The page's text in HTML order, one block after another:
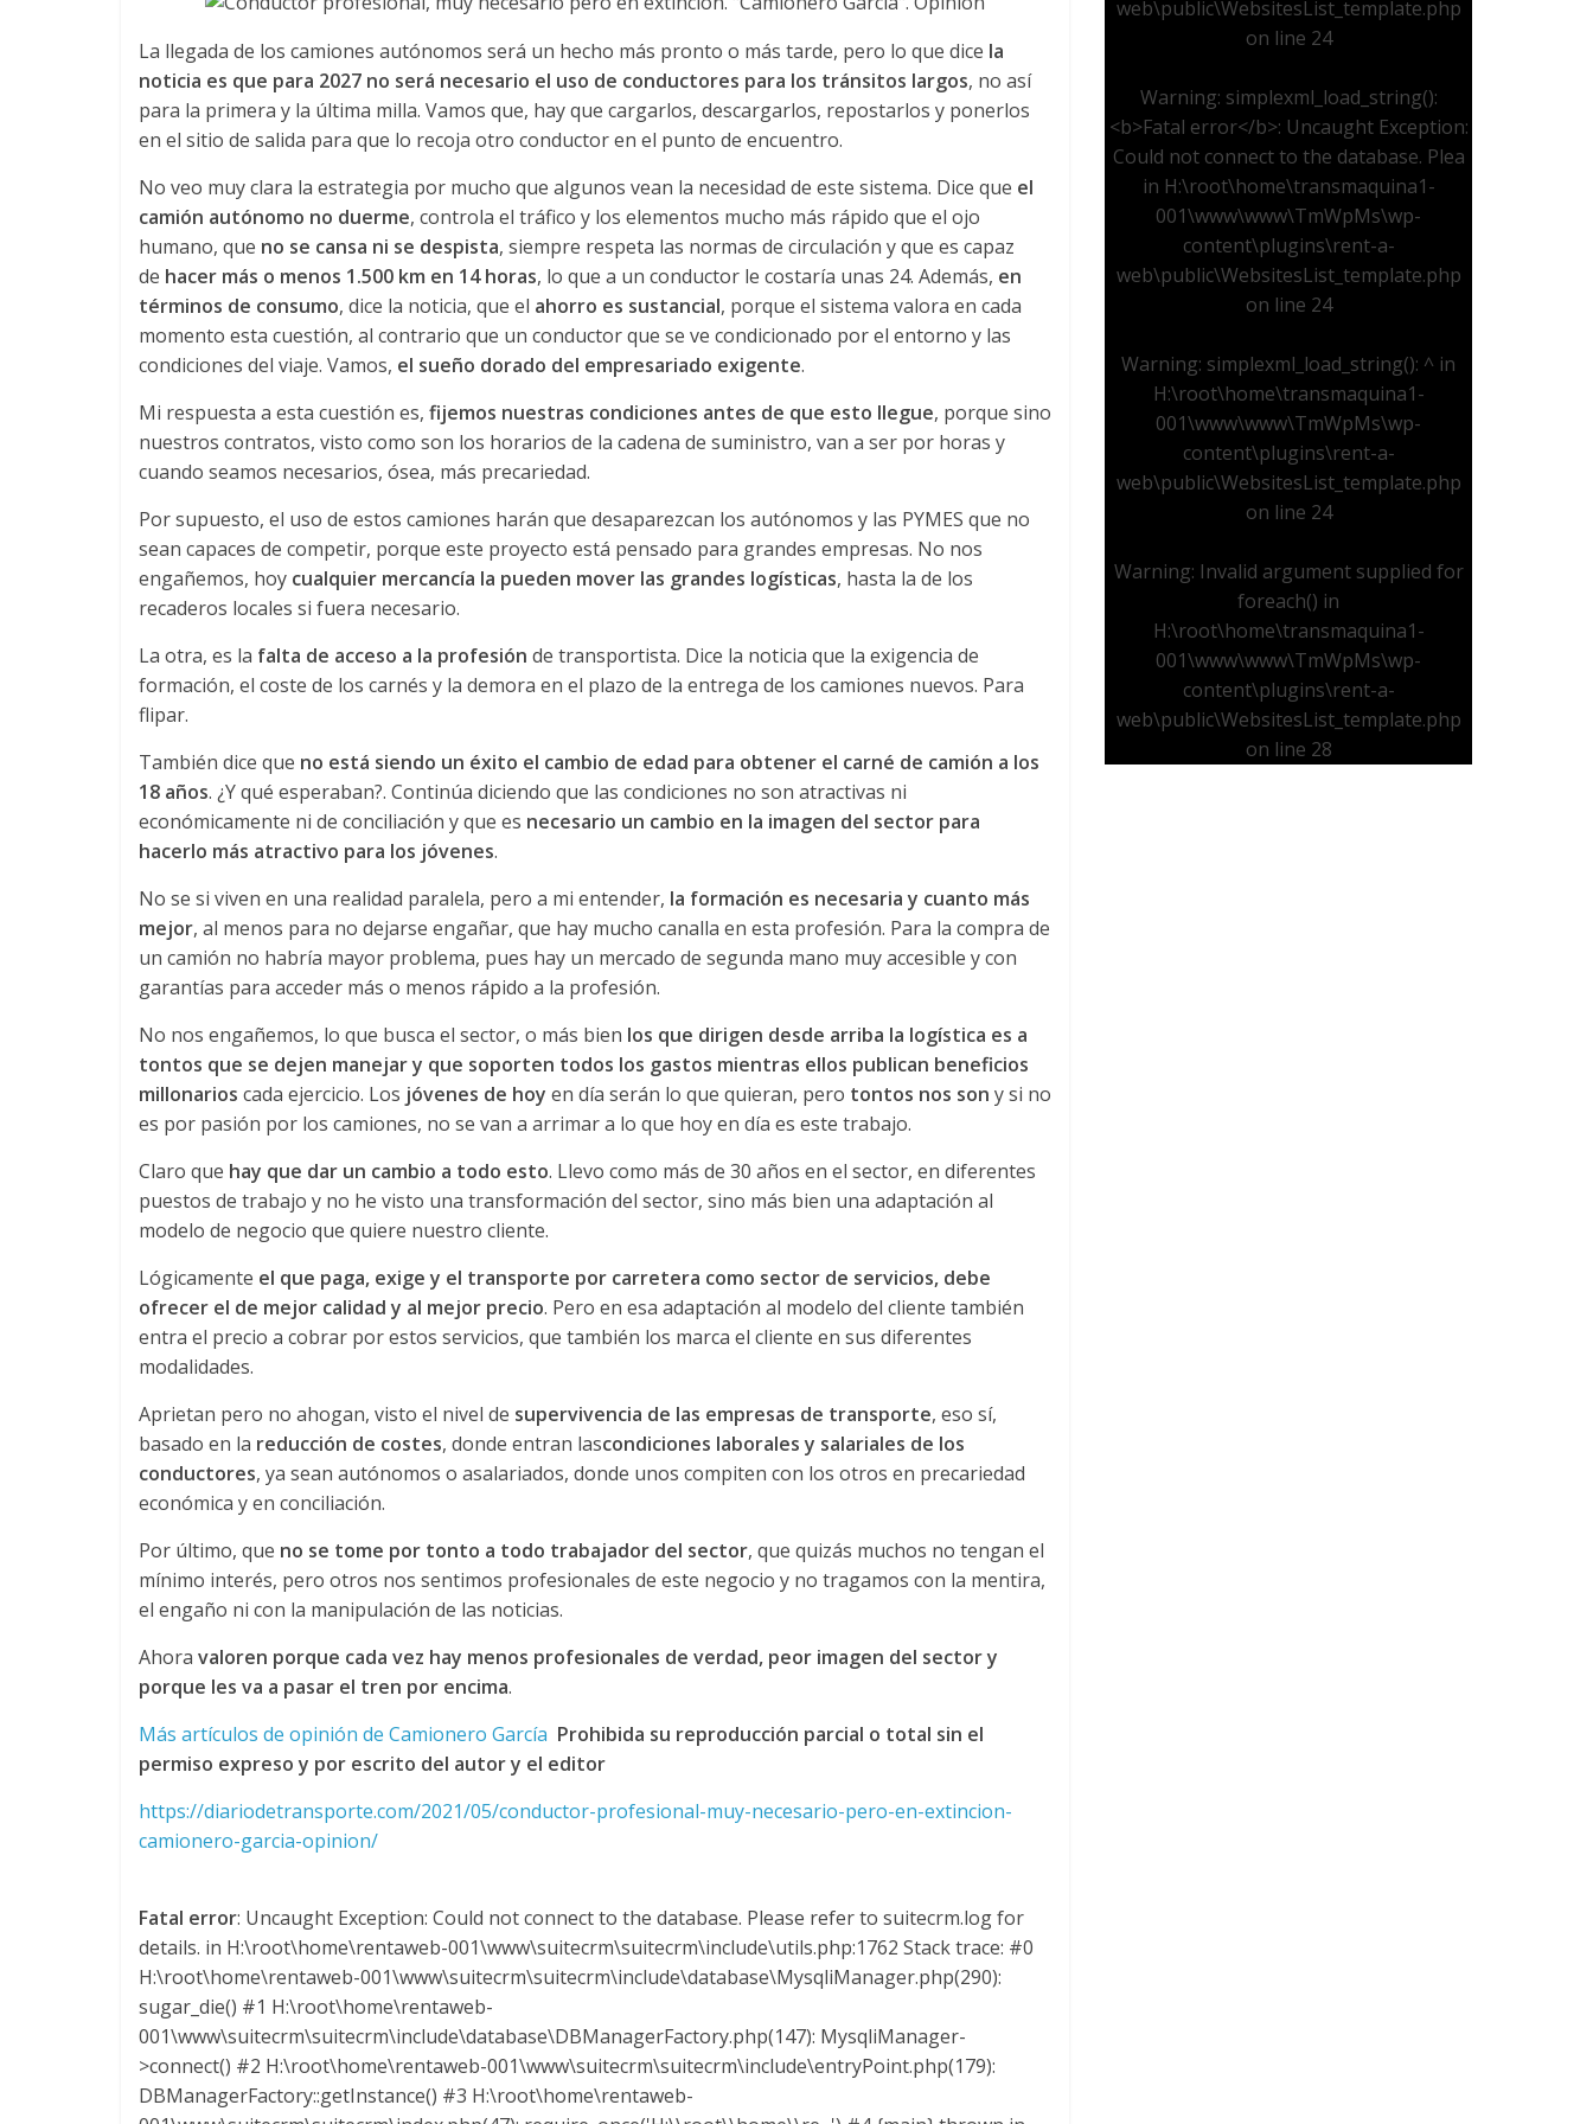
u
n
a
–
T
r
a
n
s
p
o
r
e
d
e
E
q
u
p
o
s
y
M
a
q
u
n
a
La llegada de los camiones autónomos será un hecho más pronto o más tarde, pero lo que dice la
noticia es que para 2027 no será necesario el uso de conductores para los tránsitos largos, no así
para la primera y la última milla. Vamos que, hay que cargarlos, descargarlos, repostarlos y ponerlos
en el sitio de salida para que lo recoja otro conductor en el punto de encuentro.
No veo muy clara la estrategia por mucho que algunos vean la necesidad de este sistema. Dice que el
camión autónomo no duerme, controla el tráfico y los elementos mucho más rápido que el ojo
humano, que no se cansa ni se despista, siempre respeta las normas de circulación y que es capaz
de hacer más o menos 1.500 km en 14 horas, lo que a un conductor le costaría unas 24. Además, en
términos de consumo, dice la noticia, que el ahorro es sustancial, porque el sistema valora en cada
momento esta cuestión, al contrario que un conductor que se ve condicionado por el entorno y las
condiciones del viaje. Vamos, el sueño dorado del empresariado exigente.
Mi respuesta a esta cuestión es, fijemos nuestras condiciones antes de que esto llegue, porque sino
nuestros contratos, visto como son los horarios de la cadena de suministro, van a ser por horas y
cuando seamos necesarios, ósea, más precariedad.
Por supuesto, el uso de estos camiones harán que desaparezcan los autónomos y las PYMES que no
sean capaces de competir, porque este proyecto está pensado para grandes empresas. No nos
engañemos, hoy cualquier mercancía la pueden mover las grandes logísticas, hasta la de los
recaderos locales si fuera necesario.
La otra, es la falta de acceso a la profesión de transportista. Dice la noticia que la exigencia de
formación, el coste de los carnés y la demora en el plazo de la entrega de los camiones nuevos. Para
flipar.
También dice que no está siendo un éxito el cambio de edad para obtener el carné de camión a los
18 años. ¿Y qué esperaban?. Continúa diciendo que las condiciones no son atractivas ni
económicamente ni de conciliación y que es necesario un cambio en la imagen del sector para
hacerlo más atractivo para los jóvenes.
No se si viven en una realidad paralela, pero a mi entender, la formación es necesaria y cuanto más
mejor, al menos para no dejarse engañar, que hay mucho canalla en esta profesión. Para la compra de
un camión no habría mayor problema, pues hay un mercado de segunda mano muy accesible y con
garantías para acceder más o menos rápido a la profesión.
No nos engañemos, lo que busca el sector, o más bien los que dirigen desde arriba la logística es a
tontos que se dejen manejar y que soporten todos los gastos mientras ellos publican beneficios
millonarios cada ejercicio. Los jóvenes de hoy en día serán lo que quieran, pero tontos nos son y si no
es por pasión por los camiones, no se van a arrimar a lo que hoy en día es este trabajo.
Claro que hay que dar un cambio a todo esto. Llevo como más de 30 años en el sector, en diferentes
puestos de trabajo y no he visto una transformación del sector, sino más bien una adaptación al
modelo de negocio que quiere nuestro cliente.
Lógicamente el que paga, exige y el transporte por carretera como sector de servicios, debe
ofrecer el de mejor calidad y al mejor precio. Pero en esa adaptación al modelo del cliente también
entra el precio a cobrar por estos servicios, que también los marca el cliente en sus diferentes
modalidades.
Aprietan pero no ahogan, visto el nivel de supervivencia de las empresas de transporte, eso sí,
basado en la reducción de costes, donde entran lascondiciones laborales y salariales de los
conductores, ya sean autónomos o asalariados, donde unos compiten con los otros en precariedad
económica y en conciliación.
Por último, que no se tome por tonto a todo trabajador del sector, que quizás muchos no tengan el
mínimo interés, pero otros nos sentimos profesionales de este negocio y no tragamos con la mentira,
el engaño ni con la manipulación de las noticias.
Ahora valoren porque cada vez hay menos profesionales de verdad, peor imagen del sector y
porque les va a pasar el tren por encima.
Más artículos de opinión de Camionero García Prohibida su reproducción parcial o total sin el
permiso expreso y por escrito del autor y el editor
https://diariodetransporte.com/2021/05/conductor-profesional-muy-necesario-pero-en-extincion-
camionero-garcia-opinion/
Fatal error: Uncaught Exception: Could not connect to the database. Please refer to suitecrm.log for
details. in H:\root\home\rentaweb-001\www\suitecrm\suitecrm\include\utils.php:1762 Stack trace: #0
H:\root\home\rentaweb-001\www\suitecrm\suitecrm\include\database\MysqliManager.php(290):
sugar_die() #1 H:\root\home\rentaweb-
001\www\suitecrm\suitecrm\include\database\DBManagerFactory.php(147): MysqliManager-
>connect() #2 H:\root\home\rentaweb-001\www\suitecrm\suitecrm\include\entryPoint.php(179):
DBManagerFactory::getInstance() #3 H:\root\home\rentaweb-
web\public\WebsitesList_template.php
on line 24
Warning: simplexml_load_string():
<b>Fatal error</b>: Uncaught Exception:
Could not connect to the database. Plea
in H:\root\home\transmaquina1-
001\www\www\TmWpMs\wp-
content\plugins\rent-a-
web\public\WebsitesList_template.php
on line 24
Warning: simplexml_load_string(): ^ in
H:\root\home\transmaquina1-
001\www\www\TmWpMs\wp-
content\plugins\rent-a-
web\public\WebsitesList_template.php
on line 24
Warning: Invalid argument supplied for
foreach() in
H:\root\home\transmaquina1-
001\www\www\TmWpMs\wp-
content\plugins\rent-a-
web\public\WebsitesList_template.php
on line 28